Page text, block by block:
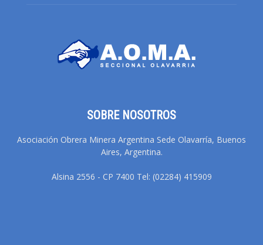
SOBRE NOSOTROS
Asociación Obrera Minera Argentina Sede Olavarría, Buenos
Aires, Argentina.
Alsina 2556 - CP 7400 Tel: (02284) 415909